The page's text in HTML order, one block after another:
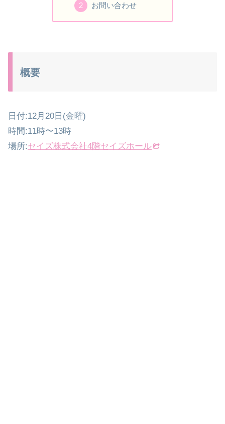
お問い合わせ
概要
日付:12月20日(金曜)
時間:11時〜13時
場所:セイズ株式会社4階セイズホール